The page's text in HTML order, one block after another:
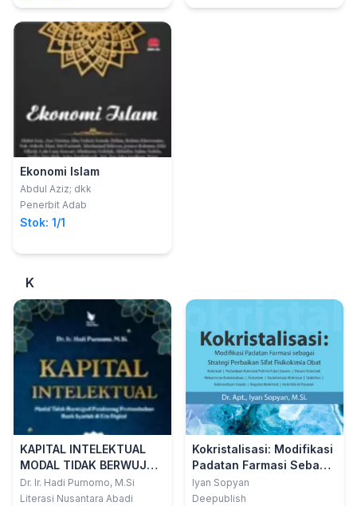
Ekonomi Islam
Abdul Aziz; dkk
Penerbit Adab
Stok: 1/1
K
KAPITAL INTELEKTUAL
MODAL TIDAK BERWUJUD
PENDORONG
PERTUMBUHAN BANK
Dr. Ir. Hadi Purnomo, M.Si
Literasi Nusantara Abadi
Kokristalisasi: Modifikasi
Padatan Farmasi Sebagai
Strategi Perbaikan Sifat
Fisikokimia Obat
Iyan Sopyan
Deepublish